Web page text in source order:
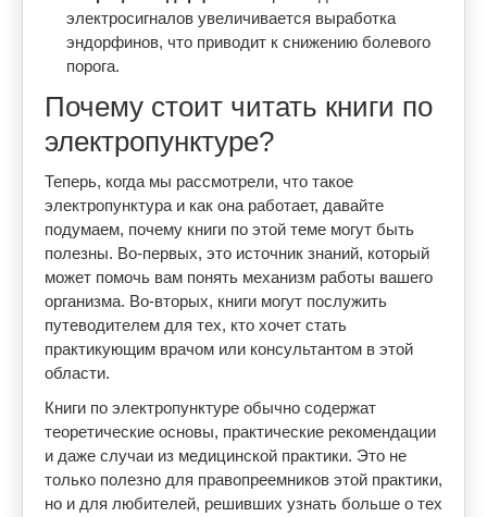
электросигналов увеличивается выработка
эндорфинов, что приводит к снижению болевого
порога.
Почему стоит читать книги по
электропунктуре?
Теперь, когда мы рассмотрели, что такое
электропунктура и как она работает, давайте
подумаем, почему книги по этой теме могут быть
полезны. Во-первых, это источник знаний, который
может помочь вам понять механизм работы вашего
организма. Во-вторых, книги могут послужить
путеводителем для тех, кто хочет стать
практикующим врачом или консультантом в этой
области.
Книги по электропунктуре обычно содержат
теоретические основы, практические рекомендации
и даже случаи из медицинской практики. Это не
только полезно для правопреемников этой практики,
но и для любителей, решивших узнать больше о тех